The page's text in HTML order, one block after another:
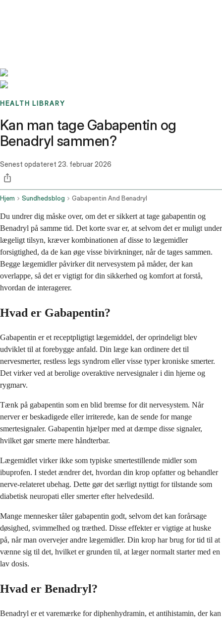
HEALTH LIBRARY
Kan man tage Gabapentin og
Benadryl sammen?
Senest opdateret 23. februar 2026
Hjem Sundhedsblog Gabapentin And Benadryl
Du undrer dig måske over, om det er sikkert at tage gabapentin og
Benadryl på samme tid. Det korte svar er, at selvom det er muligt under
lægeligt tilsyn, kræver kombinationen af disse to lægemidler
forsigtighed, da de kan øge visse bivirkninger, når de tages sammen.
Begge lægemidler påvirker dit nervesystem på måder, der kan
overlappe, så det er vigtigt for din sikkerhed og komfort at forstå,
hvordan de interagerer.
Hvad er Gabapentin?
Gabapentin er et receptpligtigt lægemiddel, der oprindeligt blev
udviklet til at forebygge anfald. Din læge kan ordinere det til
nervesmerter, restless legs syndrom eller visse typer kroniske smerter.
Det virker ved at berolige overaktive nervesignaler i din hjerne og
rygmarv.
Tænk på gabapentin som en blid bremse for dit nervesystem. Når
nerver er beskadigede eller irriterede, kan de sende for mange
smertesignaler. Gabapentin hjælper med at dæmpe disse signaler,
hvilket gør smerte mere håndterbar.
Lægemidlet virker ikke som typiske smertestillende midler som
ibuprofen. I stedet ændrer det, hvordan din krop opfatter og behandler
nerve-relateret ubehag. Dette gør det særligt nyttigt for tilstande som
diabetisk neuropati eller smerter efter helvedesild.
Mange mennesker tåler gabapentin godt, selvom det kan forårsage
døsighed, svimmelhed og træthed. Disse effekter er vigtige at huske
på, når man overvejer andre lægemidler. Din krop har brug for tid til at
vænne sig til det, hvilket er grunden til, at læger normalt starter med en
lav dosis.
Hvad er Benadryl?
Benadryl er et varemærke for diphenhydramin, et antihistamin, der kan